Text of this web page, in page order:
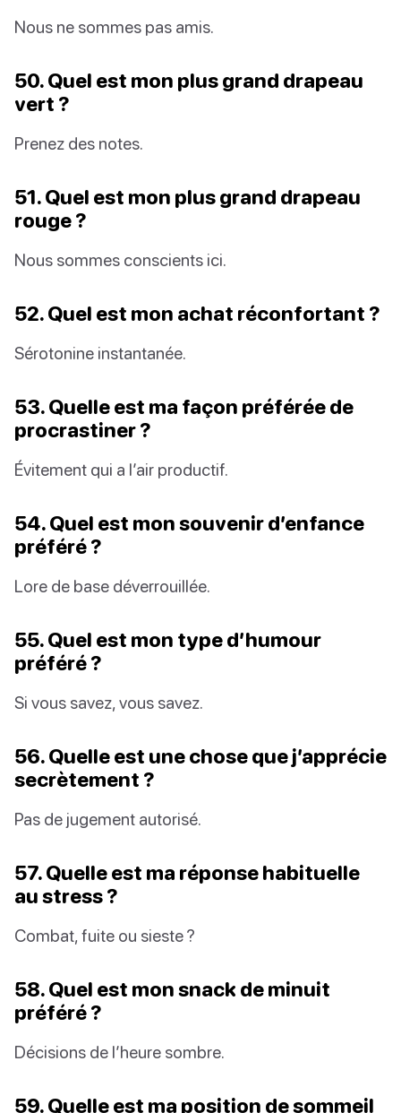
Nous ne sommes pas amis.
50. Quel est mon plus grand drapeau
vert ?
Prenez des notes.
51. Quel est mon plus grand drapeau
rouge ?
Nous sommes conscients ici.
52. Quel est mon achat réconfortant ?
Sérotonine instantanée.
53. Quelle est ma façon préférée de
procrastiner ?
Évitement qui a l’air productif.
54. Quel est mon souvenir d’enfance
préféré ?
Lore de base déverrouillée.
55. Quel est mon type d’humour
préféré ?
Si vous savez, vous savez.
56. Quelle est une chose que j’apprécie
secrètement ?
Pas de jugement autorisé.
57. Quelle est ma réponse habituelle
au stress ?
Combat, fuite ou sieste ?
58. Quel est mon snack de minuit
préféré ?
Décisions de l’heure sombre.
59. Quelle est ma position de sommeil